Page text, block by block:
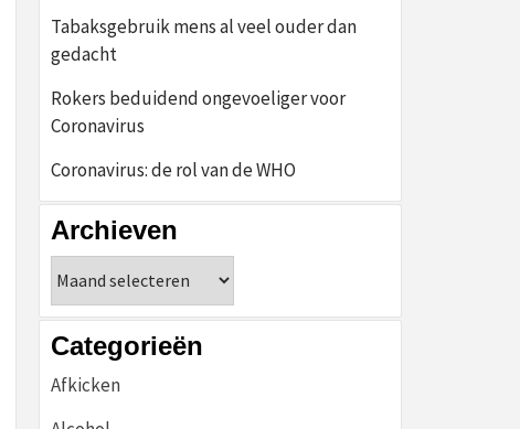
Tabaksgebruik mens al veel ouder dan
gedacht
Rokers beduidend ongevoeliger voor
Coronavirus
Coronavirus: de rol van de WHO
Archieven
Categorieën
Afkicken